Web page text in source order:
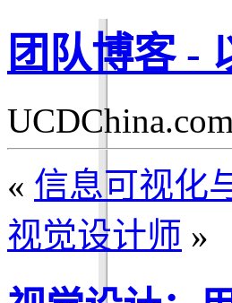
团队博客 -
UCDChina.com
« 信息可视化
视觉设计师 »